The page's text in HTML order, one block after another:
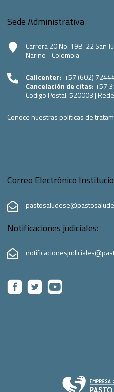
Sede Administrativa
Carrera 20 No. 19B-22 San
Nariño - Colombia
Callcenter: +57 (602)
Cancelación de citas: +57
Codigo Postal:520003 |
Conoce nuestras políticas de
Correo Electrónico
Notificaciones judiciales: